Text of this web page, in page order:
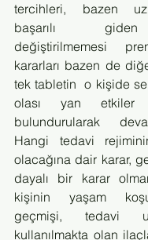
tercihleri, bazen
başarılı
değiştirilmemesi
kararları bazen de
tek tabletin  o kişide
olası yan etkiler
bulundurularak
Hangi tedavi
olacağına dair karar,
dayalı bir karar
kişinin yaşam
geçmişi, tedavi
kullanılmakta olan